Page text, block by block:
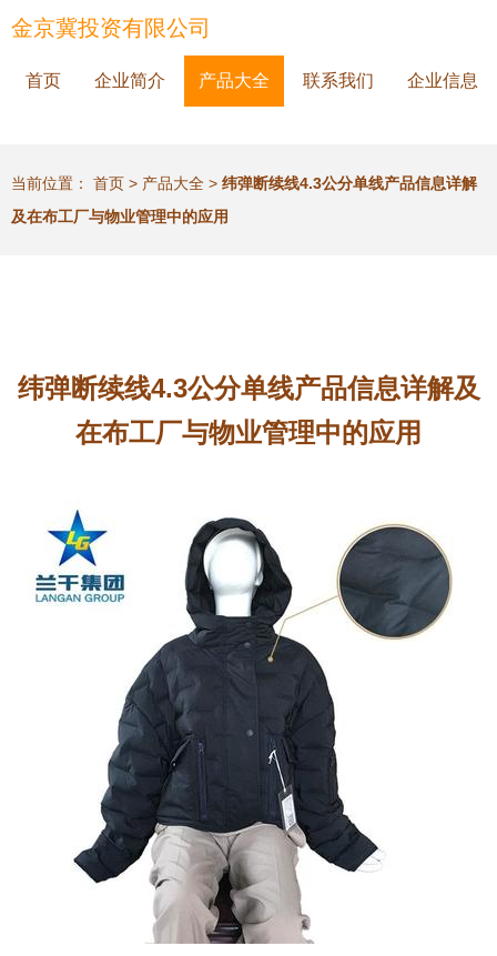
金京冀投资有限公司
首页 企业简介 产品大全 联系我们 企业信息
当前位置： 首页 > 产品大全 > 纬弹断续线4.3公分单线产品信息详解
及在布工厂与物业管理中的应用
纬弹断续线4.3公分单线产品信息详解及
在布工厂与物业管理中的应用